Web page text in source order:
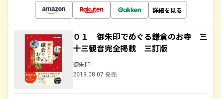
詳細を見る
０１ 御朱印でめぐる鎌倉のお寺 三
十三観音完全掲載 三訂版
御朱印
2019.08.07 発売